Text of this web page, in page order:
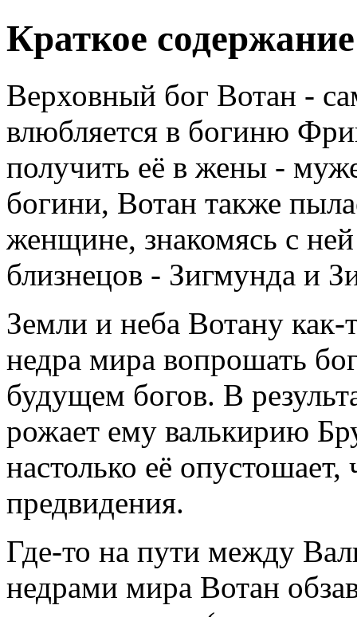
Краткое
Верховный бог Вотан -
влюбляется в богиню
получить её в жены -
богини, Вотан также
женщине, знакомясь с
близнецов - Зигмунда и
Земли и неба Вотану как-
недра мира вопрошать
будущем богов. В
рожает ему валькирию
настолько её
предвидения.
Где-то на пути между
недрами мира Вотан